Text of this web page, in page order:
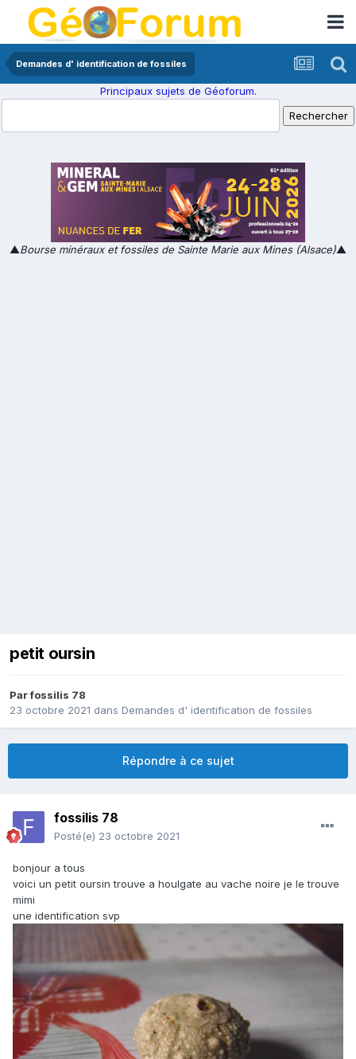
Demandes d' identification de fossiles
Principaux sujets de Géoforum.
▲Bourse minéraux et fossiles de Sainte Marie aux Mines (Alsace)▲
petit oursin
Parfossilis 78
23 octobre 2021 dans Demandes d' identification de fossiles
Répondre à ce sujet
fossilis 78
Posté(e) 23 octobre 2021
bonjour a tous
voici un petit oursin trouve a houlgate au vache noire je le trouve
mimi
une identification svp